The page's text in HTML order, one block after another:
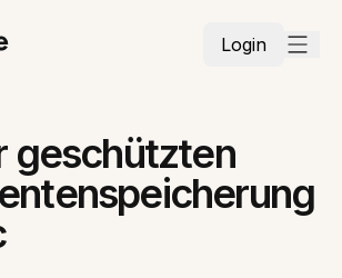
Login
geschützten